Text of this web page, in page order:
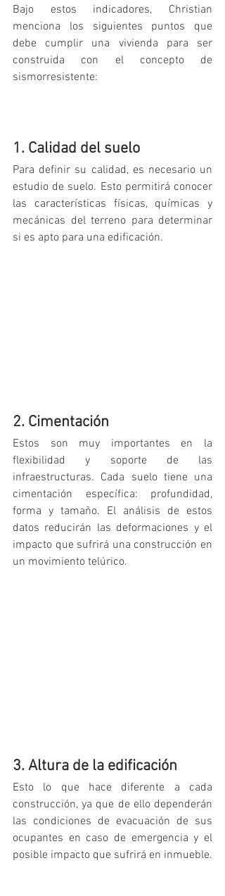
Bajo estos indicadores, Christian
menciona los siguientes puntos que
debe cumplir una vivienda para ser
construida con el concepto de
sismorresistente:
1. Calidad del suelo
Para definir su calidad, es necesario un
estudio de suelo. Esto permitirá conocer
las características físicas, químicas y
mecánicas del terreno para determinar
si es apto para una edificación.
2. Cimentación
Estos son muy importantes en la
flexibilidad y soporte de las
infraestructuras. Cada suelo tiene una
cimentación específica: profundidad,
forma y tamaño. El análisis de estos
datos reducirán las deformaciones y el
impacto que sufrirá una construcción en
un movimiento telúrico.
3. Altura de la edificación
Esto lo que hace diferente a cada
construcción, ya que de ello dependerán
las condiciones de evacuación de sus
ocupantes en caso de emergencia y el
posible impacto que sufrirá en inmueble.